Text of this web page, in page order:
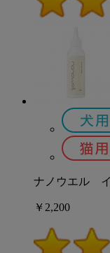
ナノウエル
￥2,200